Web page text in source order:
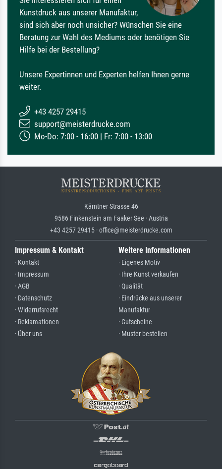
Kunstdruck aus unserer Manufaktur,
sind sich aber noch unsicher? Wünschen Sie eine
Beratung zur Wahl des Mediums oder benötigen Sie
Hilfe bei der Bestellung?
Unsere Expertinnen und Experten helfen Ihnen gerne
weiter.
+43 4257 29415
support@meisterdrucke.com
Mo-Do: 7:00 - 16:00 | Fr: 7:00 - 13:00
Kärntner Strasse 46
9586 Finkenstein am Faaker See · Austria
+43 4257 29415 · office@meisterdrucke.com
Impressum & Kontakt
· Kontakt
· Impressum
· AGB
· Datenschutz
· Widerrufsrecht
· Reklamationen
· Über uns
Weitere Informationen
· Eigenes Motiv
· Ihre Kunst verkaufen
· Qualität
· Eindrücke aus unserer
Manufaktur
· Gutscheine
· Muster bestellen